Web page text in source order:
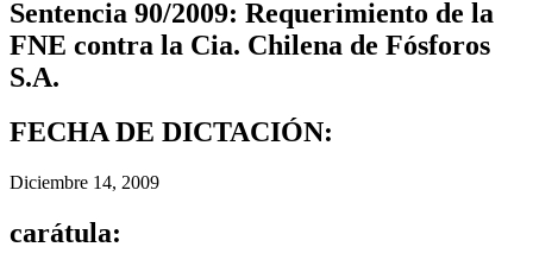
Sentencia 90/2009: Requerimiento de la
FNE contra la Cia. Chilena de Fósforos
S.A.
FECHA DE DICTACIÓN:
Diciembre 14, 2009
carátula: